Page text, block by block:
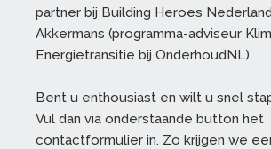
partner bij Building Heroes
Akkermans (programma-adviseur
Energietransitie bij OnderhoudNL).
Bent u enthousiast en wilt u snel
Vul dan via onderstaande button het
contactformulier in. Zo krijgen we